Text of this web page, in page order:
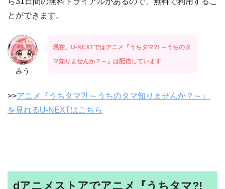
とができます。
みう
現在、U-NEXTではアニメ『うちタマ?! ～うちのタ
マ知りませんか？～』は配信しています
>>アニメ『うちタマ?! ～うちのタマ知りませんか？～』
を見れるU-NEXTはこちら
dアニメストアでアニメ『うちタマ?!